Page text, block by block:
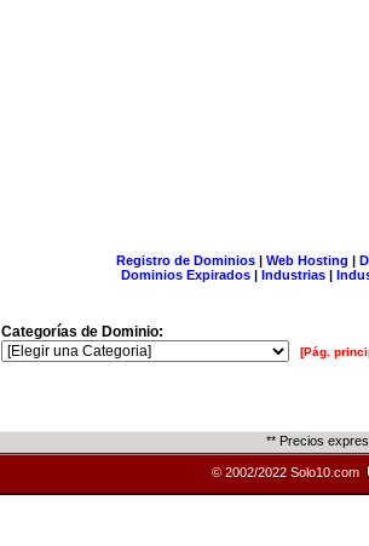
Registro de Dominios| Web Hosting |
Dominios Expirados | Industrias |
Categorías de Dominio:
[Pág.
** Precios
© 2002/2022 Solo10.com